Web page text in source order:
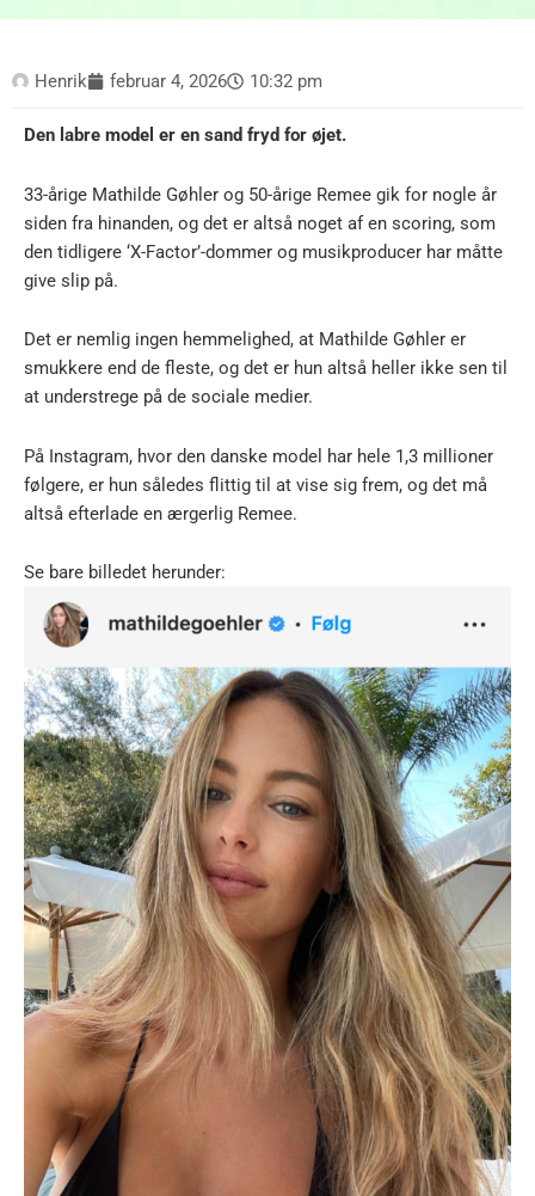
Henrik februar 4, 2026 10:32 pm
Den labre model er en sand fryd for øjet.
33-årige Mathilde Gøhler og 50-årige Remee gik for nogle år
siden fra hinanden, og det er altså noget af en scoring, som
den tidligere ‘X-Factor’-dommer og musikproducer har måtte
give slip på.
Det er nemlig ingen hemmelighed, at Mathilde Gøhler er
smukkere end de fleste, og det er hun altså heller ikke sen til
at understrege på de sociale medier.
På Instagram, hvor den danske model har hele 1,3 millioner
følgere, er hun således flittig til at vise sig frem, og det må
altså efterlade en ærgerlig Remee.
Se bare billedet herunder: